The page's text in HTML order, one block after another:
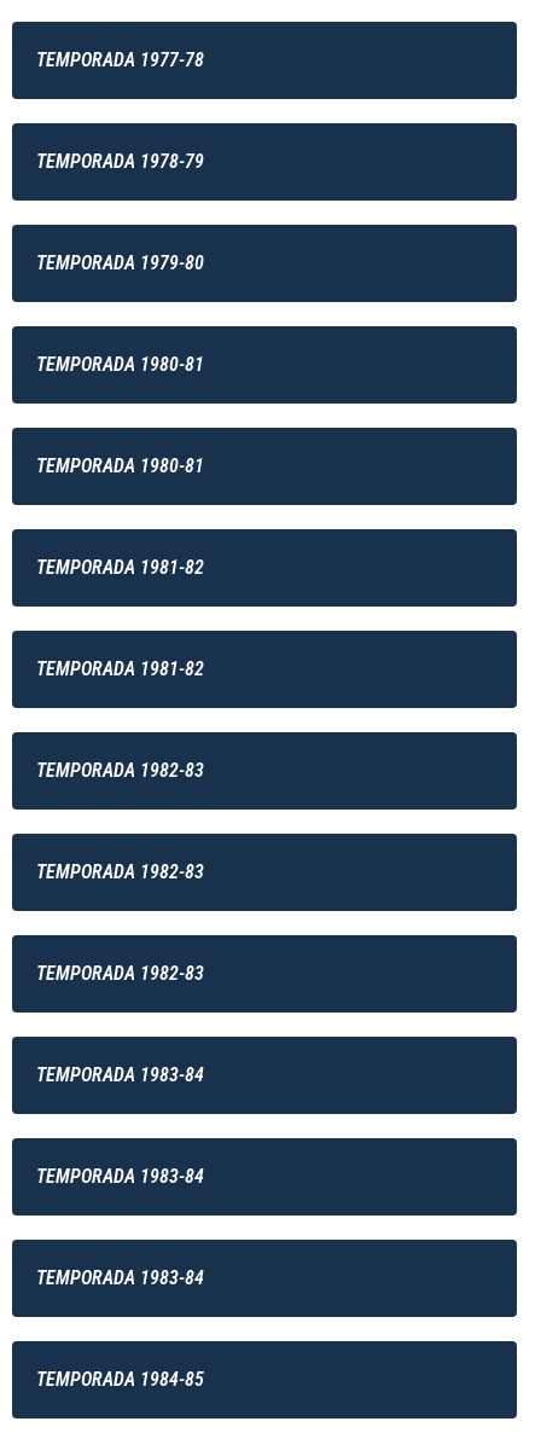
TEMPORADA 1977-78
TEMPORADA 1978-79
TEMPORADA 1979-80
TEMPORADA 1980-81
TEMPORADA 1980-81
TEMPORADA 1981-82
TEMPORADA 1981-82
TEMPORADA 1982-83
TEMPORADA 1982-83
TEMPORADA 1982-83
TEMPORADA 1983-84
TEMPORADA 1983-84
TEMPORADA 1983-84
TEMPORADA 1984-85